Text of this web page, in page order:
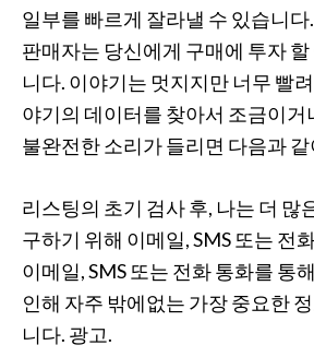
일부를 빠르게 잘라낼 수 있습니다
판매자는 당신에게 구매에 투자
니다. 이야기는 멋지지만 너무 빨
야기의 데이터를 찾아서 조금이
불완전한 소리가 들리면 다음과
리스팅의 초기 검사 후, 나는 더 많
구하기 위해 이메일, SMS 또는 전
이메일, SMS 또는 전화 통화를 통
인해 자주 밖에없는 가장 중요한
니다. 광고.